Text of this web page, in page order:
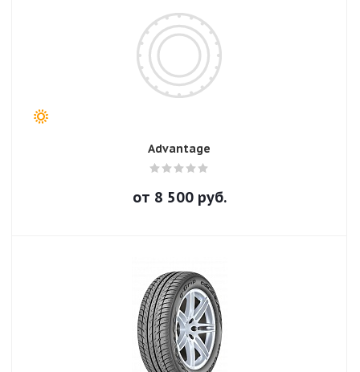
Advantage
от 8 500руб.